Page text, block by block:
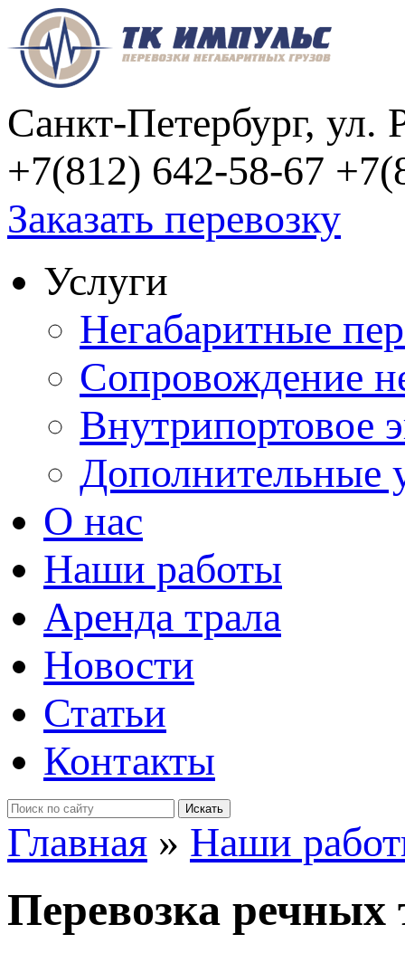
Санкт-Петербург, ул.
+7(812) 642-58-67
Заказать перевозку
Услуги
Негабаритные
Сопровождение
Внутрипортовое
Дополнительные
О нас
Наши работы
Аренда трала
Новости
Статьи
Контакты
Главная » Наши
Перевозка